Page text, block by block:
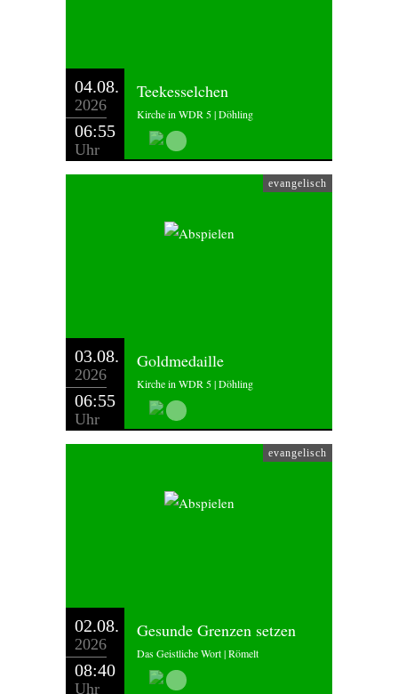
04.08.
2026
06:55
Uhr
Teekesselchen
Kirche in WDR 5 | Döhling
evangelisch
03.08.
2026
06:55
Uhr
Goldmedaille
Kirche in WDR 5 | Döhling
evangelisch
02.08.
2026
08:40
Uhr
Gesunde Grenzen setzen
Das Geistliche Wort | Römelt